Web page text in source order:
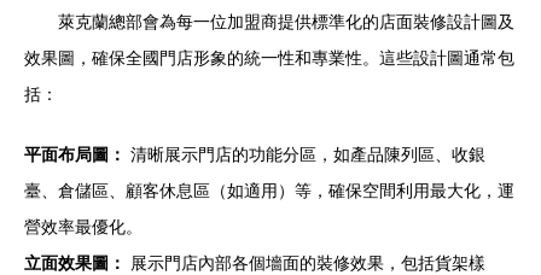
萊克蘭總部會為每一位加盟商提供標準化的店面裝修設計圖及
效果圖，確保全國門店形象的統一性和專業性。這些設計圖通常包
括：
平面布局圖： 清晰展示門店的功能分區，如產品陳列區、收銀
臺、倉儲區、顧客休息區（如適用）等，確保空間利用最大化，運
營效率最優化。
立面效果圖：
展示門店內部各個墻面的裝修效果，包括貨架樣